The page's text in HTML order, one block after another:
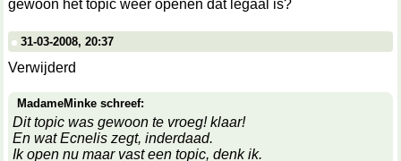
gewoon het topic weer openen dat legaal is?
31-03-2008, 20:37
Verwijderd
MadameMinke schreef:
Dit topic was gewoon te vroeg! klaar!
En wat Ecnelis zegt, inderdaad.
Ik open nu maar vast een topic, denk ik.